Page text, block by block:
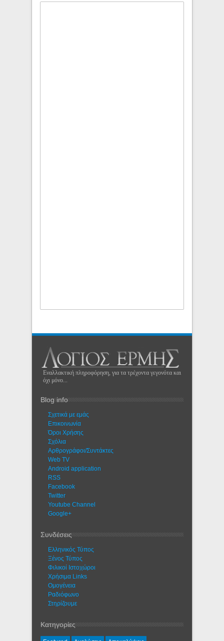
Εναλλακτική πληροφόρηση, για τα τρέχοντα γεγονότα και
όχι μόνο...
Blog info
Σχετικά με εμάς
Eπικοινωνία
Όροι Χρήσης
Σχόλια
Αρθρογράφοι/Συντάκτες
Web TV
Android application
RSS
Facebook
Twitter
Youtube Channel
Google+
Συνδέσεις
Ελληνικός Τύπος
Ξένος Τύπος
Φιλικοί Ιστοχώροι
Χρήσιμα Links
Ομογένεια
Ραδιόφωνο
Στηρίζουμε
Κατηγορίες